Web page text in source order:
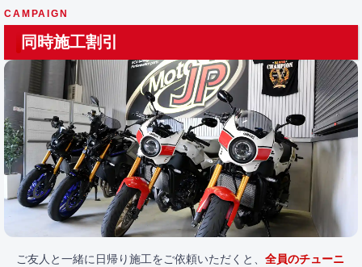
CAMPAIGN
同時施工割引
ご友人と一緒に日帰り施工をご依頼いただくと、 全員のチューニ